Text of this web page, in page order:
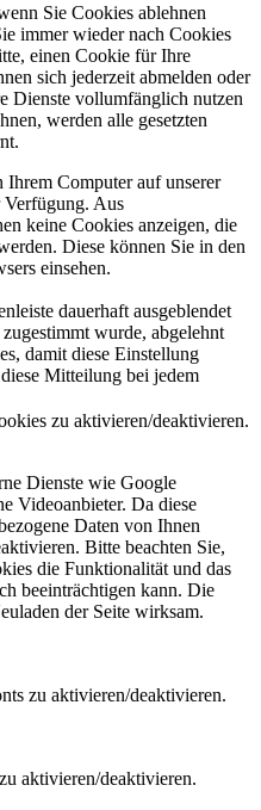
Sie Cookies ablehnen
immer wieder nach Cookies
einen Cookie für Ihre
sich jederzeit abmelden oder
Dienste vollumfänglich nutzen
werden alle gesetzten
Computer auf unserer
Verfügung. Aus
keine Cookies anzeigen, die
Diese können Sie in den
einsehen.
dauerhaft ausgeblendet
wurde, abgelehnt
damit diese Einstellung
Mitteilung bei jedem
zu aktivieren/deaktivieren.
Dienste wie Google
Videoanbieter. Da diese
Daten von Ihnen
Bitte beachten Sie,
die Funktionalität und das
beeinträchtigen kann. Die
der Seite wirksam.
zu aktivieren/deaktivieren.
aktivieren/deaktivieren.